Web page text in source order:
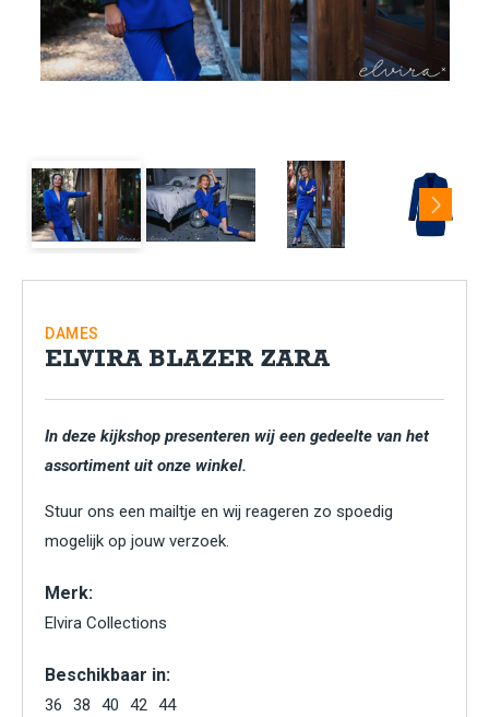
Next
DAMES
ELVIRA BLAZER ZARA
In deze kijkshop presenteren wij een gedeelte van het
assortiment uit onze winkel.
Stuur ons een mailtje en wij reageren zo spoedig
mogelijk op jouw verzoek.
Merk:
Elvira Collections
Beschikbaar in:
36 38 40 42 44